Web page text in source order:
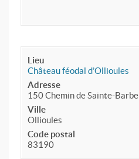
Lieu
Château féodal d’Ollioules
Adresse
150 Chemin de Sainte-Barbe
Ville
Ollioules
Code postal
83190